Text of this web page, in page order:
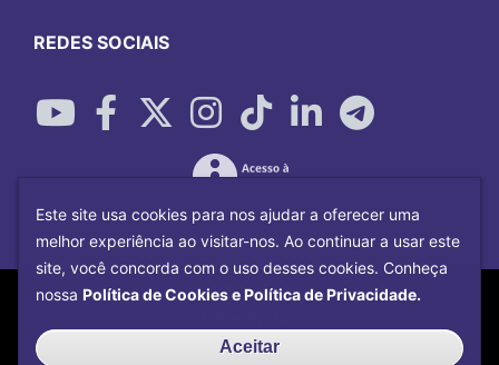
REDES SOCIAIS
Copyright©2026Universidade Federal
Centro de Tecnologia da
Este site usa cookies para nos ajudar a oferecer uma
melhor experiência ao visitar-nos. Ao continuar a usar este
site, você concorda com o uso desses cookies. Conheça
nossa Política de Cookies e Política de Privacidade.
Aceitar